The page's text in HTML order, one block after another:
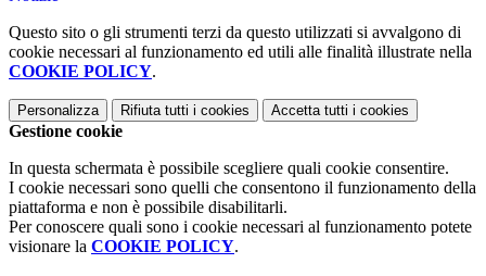
Questo sito o gli strumenti terzi da questo utilizzati si avvalgono di
cookie necessari al funzionamento ed utili alle finalità illustrate nella
COOKIE POLICY.
Personalizza Rifiuta tutti i cookies Accetta tutti i cookies
Gestione cookie
In questa schermata è possibile scegliere quali cookie consentire.
I cookie necessari sono quelli che consentono il funzionamento della
piattaforma e non è possibile disabilitarli.
Per conoscere quali sono i cookie necessari al funzionamento potete
visionare la COOKIE POLICY.